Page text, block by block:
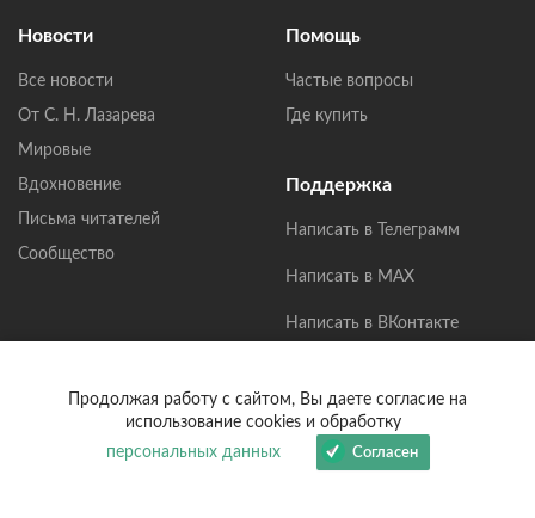
Новости
Все новости
От С. Н. Лазарева
Мировые
Вдохновение
Письма читателей
Сообщество
Помощь
Частые вопросы
Где купить
Поддержка
Написать в Телеграмм
Написать в MAX
Написать в ВКонтакте
Написать нам
Продолжая работу с сайтом, Вы даете согласие на
использование cookies и обработку
персональных данных
Согласен